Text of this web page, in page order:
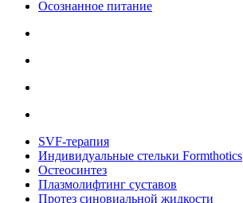
Осознанное питание
SVF-терапия
Индивидуальные стельки Formthotics
Остеосинтез
Плазмолифтинг суставов
Протез синовиальной жидкости